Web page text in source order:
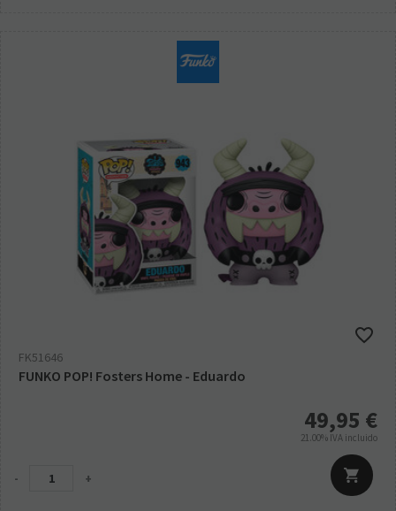
FK51646
FUNKO POP! Fosters Home - Eduardo
49,95 €
21.00% IVA incluido
- +